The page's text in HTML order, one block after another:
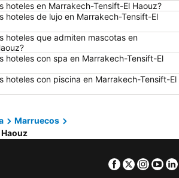
Hoteles en Búzios
de Santiago
Hoteles en Chiloé
Hoteles en Asunción
Hoteles en Curicó
Osorno
Hoteles en Panamá
hoteles en Marrakech-Tensift-El Haouz?
hoteles de lujo en Marrakech-Tensift-El
hoteles que admiten mascotas en
hoteles con spa en Marrakech-Tensift-El
hoteles con piscina en Marrakech-Tensift-El
Marruecos
Facebook
Twitter